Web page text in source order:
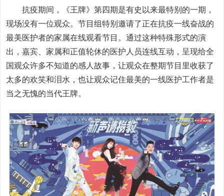
抗疫期间，《王牌》第四期是有史以来最特别的一期，
现场没有一位观众。节目组特别邀请了正在抗疫一线奋战的
最美医护者的家属在线观看节目。通过这种特殊形式的演
出，嘉宾、家属和正值轮休的医护人员连线互动，呈现给全
国观众许多不知道的感人故事，让观众在整期节目里收获了
太多的欢笑和泪水，也让观众记住最美的一线医护工作者是
当之无愧的当代王牌。